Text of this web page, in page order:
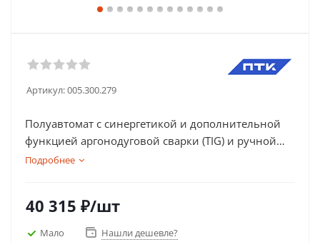
Артикул:005.300.279
Полуавтомат с синергетикой и дополнительной
функцией аргонодуговой сварки (TIG) и ручной
дуговой (MMA). Гарантия 5 лет.
Подробнее
40 315 ₽/шт
Мало Нашли дешевле?